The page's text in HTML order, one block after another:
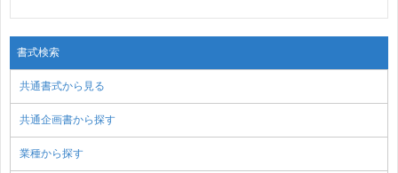
書式検索
共通書式から見る
共通企画書から探す
業種から探す